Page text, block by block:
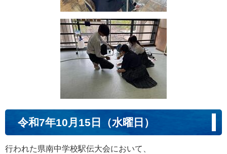
令和7年10月15日（水曜日）
行われた県南中学校駅伝大会において、